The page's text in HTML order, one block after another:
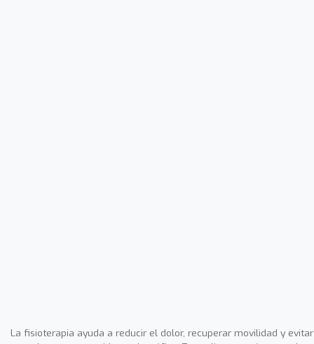
La fisioterapia ayuda a reducir el dolor, recuperar movilidad y evitar